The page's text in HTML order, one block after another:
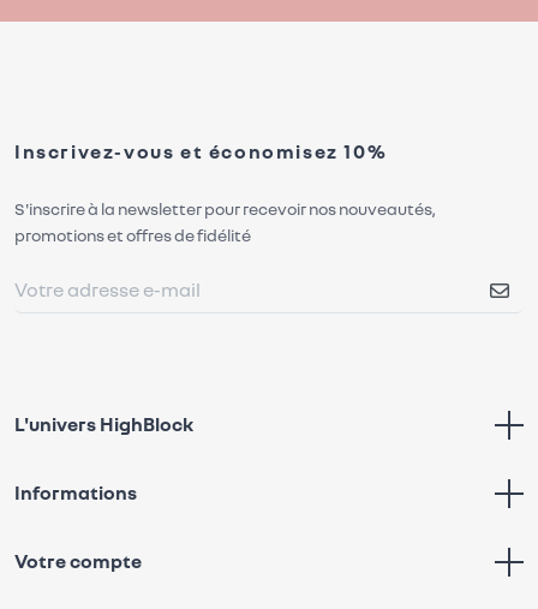
Inscrivez-vous et économisez 10%
S'inscrire à la newsletter pour recevoir nos nouveautés,
promotions et offres de fidélité
L'univers HighBlock
Informations
Votre compte